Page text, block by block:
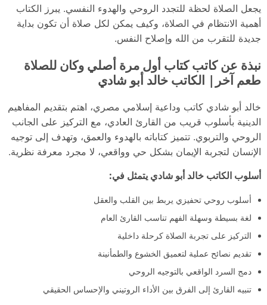
يجعل الصلاة لحظة للتجدد الروحي والهدوء النفسي. يبرز الكتاب
أهمية الانتظام في الصلاة، وكيف يمكن لكل صلاة أن تكون بداية
جديدة للتقرب من الله وإصلاح النفس.
نبذة عن كاتب كتاب أول مرة أصلي وكان للصلاة
طعم آخر| الكاتب خالد أبو شادي
خالد أبو شادي كاتب وداعية إسلامي مصري، اهتم بتقديم المفاهيم
الدينية بأسلوب قريب من القارئ العادي، مع التركيز على الجانب
الروحي والتربوي. تتميز كتاباته بالهدوء والعمق، وتهدف إلى توجيه
الإنسان لتجربة الإيمان بشكل حي وواقعي، لا مجرد معرفة نظرية.
أسلوب الكاتب خالد أبو شادي يتمثل في:
أسلوب روحي تحفيزي يربط بين القلب والعقل
لغة بسيطة وسهلة الفهم تناسب القارئ العام
التركيز على تجربة الصلاة كرحلة داخلية
تقديم نصائح عملية لتعميق الخشوع والطمأنينة
دمج السرد الواقعي بالتوجيه الروحي
تنبيه القارئ إلى الفرق بين الأداء الروتيني والإحساس الحقيقي